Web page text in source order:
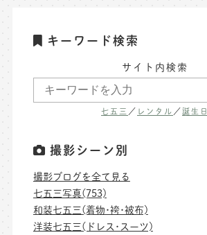
キーワード検索
サイト内検索
七五三 ／ レンタル ／誕生日
撮影シーン別
撮影ブログを全て見る
七五三写真(753)
和装七五三(着物･袴･被布)
洋装七五三(ドレス･スーツ)